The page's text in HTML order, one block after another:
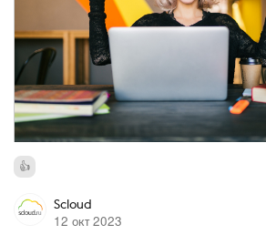
Scloud
12 окт 2023